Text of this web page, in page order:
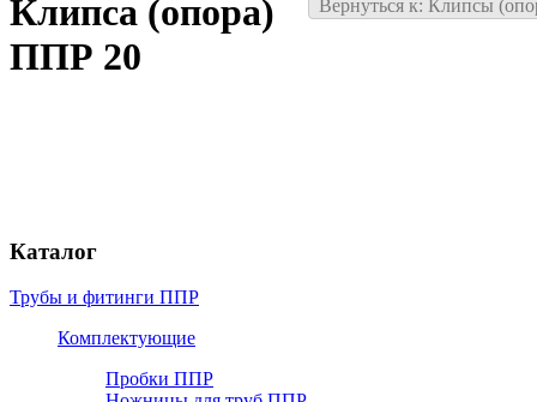
Вернуться к: Клипсы
Клипса (опора)
ППР 20
Каталог
Трубы и фитинги ППР
Комплектующие
Пробки ППР